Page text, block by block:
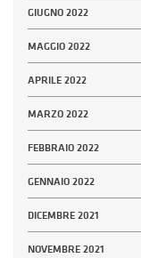
GIUGNO 2022
MAGGIO 2022
APRILE 2022
MARZO 2022
FEBBRAIO 2022
GENNAIO 2022
DICEMBRE 2021
NOVEMBRE 2021